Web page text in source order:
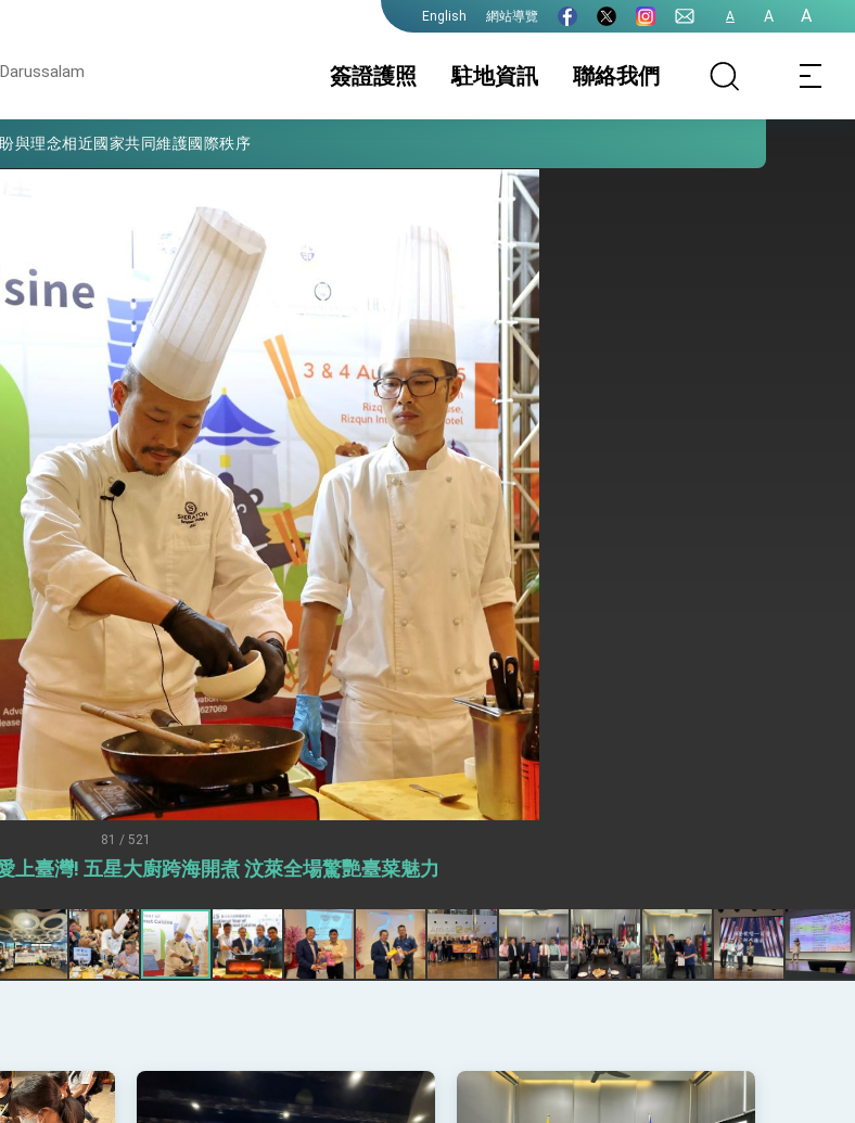
English 網站導覽 A A A
簽證護照
領務服務簡介 領務新聞與訊息
護照
文件證明
其他及下載專區
駐地資訊
國家相關資訊 簽證及入境須知
生活資訊
行事曆
聯絡我們
照護發展開創新里程碑
理念相近國家共同維護國際秩序
第一步
強調將以3大面向加速臺灣經濟轉型升級 籲請立院全力支持並盡速通過
2072項產品豁免對等關稅
，團結合作方能守護繁榮
外交部長林佳龍出席《台灣光華雜誌》50週年慶「見證蛻變，分享世界的光華」開幕式，期許數位轉 型迎向下個50年
大戰略方向 盼與民主夥伴共同引領 下一個世代的繁榮
勢，籲深化台印尼半導體供應鏈合作
行，深化跨大西洋戰略夥伴關係
貿易協定」簽署
力支持「臺美對等貿易協定」簽署
固邦榮邦目標
部會會議
與台歐美日關係深化
型 穩健前行
81 / 521
上臺灣! 五星大廚跨海開煮 汶萊全場驚艷臺菜魅力